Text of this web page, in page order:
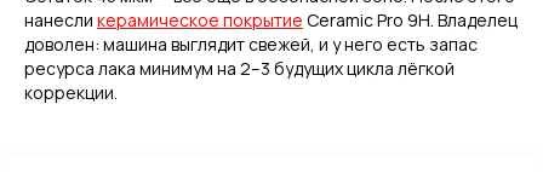
нанесли керамическое покрытие Ceramic Pro 9H. Владелец
доволен: машина выглядит свежей, и у него есть запас
ресурса лака минимум на 2–3 будущих цикла лёгкой
коррекции.